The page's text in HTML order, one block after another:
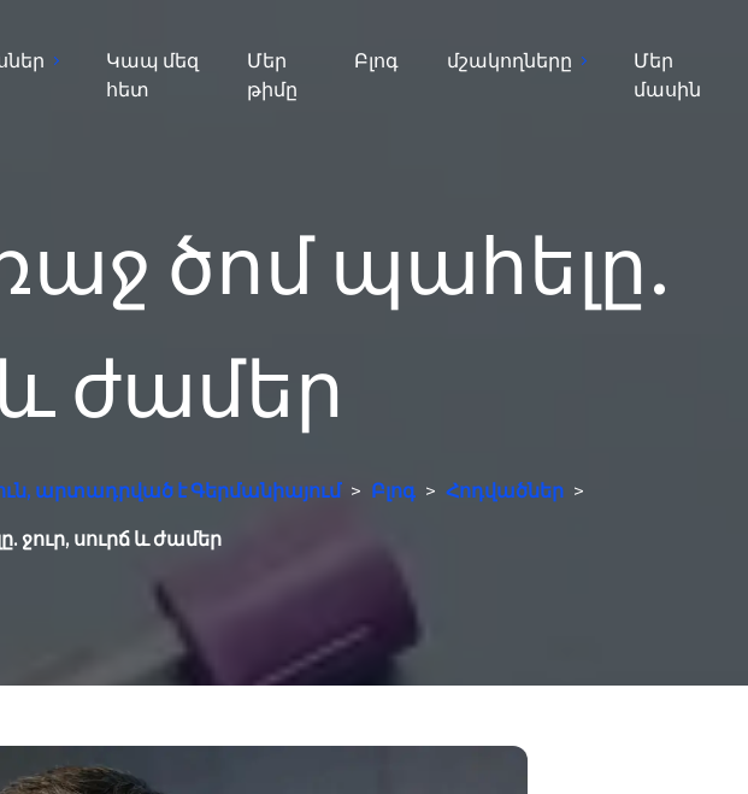
Կապ մեզ
հետ
Մեր
թիմը
Բլոգ մշակողները
Մեր
մասին
ծոմ պահելը.
և ժամեր
արտադրված է Գերմանիայում > Բլոգ > Հոդվածներ >
ջուր, սուրճ և ժամեր